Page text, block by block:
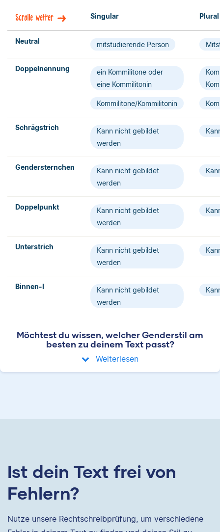
Scrolle weiter Singular Plural
Neutral mitstudierende Person
Doppelnennung
ein Kommilitone oder
eine Kommilitonin
Kommilitone/Kommilitonin
Schrägstrich­
Kann nicht gebildet
werden
Gendersternchen
Kann nicht gebildet
werden
Doppelpunkt
Kann nicht gebildet
werden
Unterstrich
Kann nicht gebildet
werden
Binnen-I
Kann nicht gebildet
werden
Möchtest du wissen, welcher Genderstil am
besten zu deinem Text passt?
Weiterlesen
Ist dein Text frei von
Fehlern?
Nutze unsere Rechtschreibprüfung, um verschiedene